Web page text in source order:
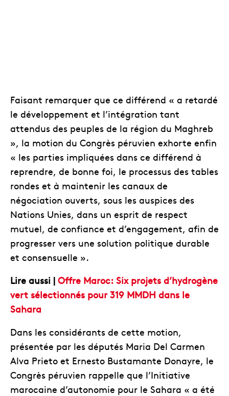
Faisant remarquer que ce différend « a retardé
le développement et l’intégration tant
attendus des peuples de la région du Maghreb
», la motion du Congrès péruvien exhorte enfin
« les parties impliquées dans ce différend à
reprendre, de bonne foi, le processus des tables
rondes et à maintenir les canaux de
négociation ouverts, sous les auspices des
Nations Unies, dans un esprit de respect
mutuel, de confiance et d’engagement, afin de
progresser vers une solution politique durable
et consensuelle ».
Lire aussi | Offre Maroc: Six projets d’hydrogène
vert sélectionnés pour 319 MMDH dans le
Sahara
Dans les considérants de cette motion,
présentée par les députés Maria Del Carmen
Alva Prieto et Ernesto Bustamante Donayre, le
Congrès péruvien rappelle que l’Initiative
marocaine d’autonomie pour le Sahara « a été